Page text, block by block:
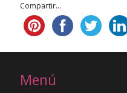
Compartir...
Menú